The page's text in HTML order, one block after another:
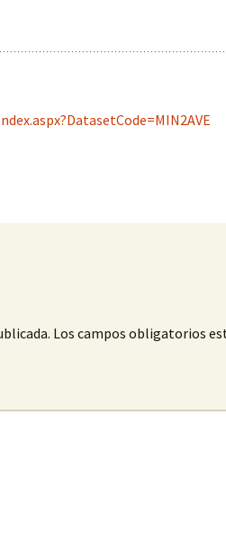
Los campos obligatorios